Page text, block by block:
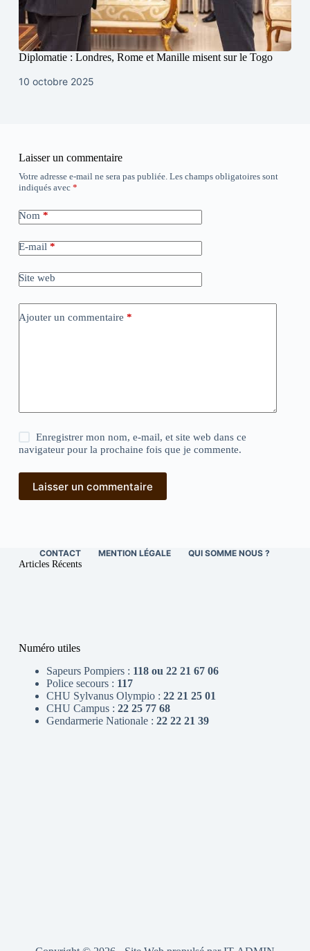
Diplomatie : Londres, Rome et Manille misent sur le Togo
10 octobre 2025
Laisser un commentaire
Votre adresse e-mail ne sera pas publiée. Les champs obligatoires sont
indiqués avec *
Nom*
E-mail*
Site web
Ajouter un commentaire *
Enregistrer mon nom, e-mail, et site web dans ce
navigateur pour la prochaine fois que je commente.
Laisser un commentaire
CONTACT MENTION LÉGALE QUI SOMME NOUS ?
Articles Récents
Numéro utiles
Sapeurs Pompiers : 118 ou 22 21 67 06
Police secours : 117
CHU Sylvanus Olympio : 22 21 25 01
CHU Campus : 22 25 77 68
Gendarmerie Nationale : 22 22 21 39